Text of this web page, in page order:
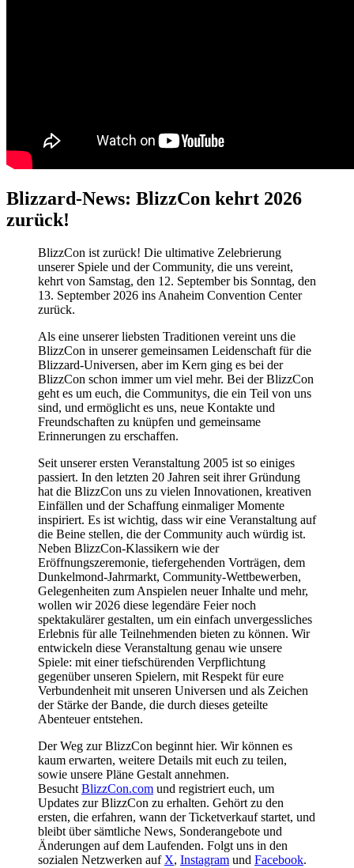
Blizzard-News: BlizzCon kehrt 2026
zurück!
BlizzCon ist zurück! Die ultimative Zelebrierung
unserer Spiele und der Community, die uns vereint,
kehrt von Samstag, den 12. September bis Sonntag, den
13. September 2026 ins Anaheim Convention Center
zurück.
Als eine unserer liebsten Traditionen vereint uns die
BlizzCon in unserer gemeinsamen Leidenschaft für die
Blizzard-Universen, aber im Kern ging es bei der
BlizzCon schon immer um viel mehr. Bei der BlizzCon
geht es um euch, die Communitys, die ein Teil von uns
sind, und ermöglicht es uns, neue Kontakte und
Freundschaften zu knüpfen und gemeinsame
Erinnerungen zu erschaffen.
Seit unserer ersten Veranstaltung 2005 ist so einiges
passiert. In den letzten 20 Jahren seit ihrer Gründung
hat die BlizzCon uns zu vielen Innovationen, kreativen
Einfällen und der Schaffung einmaliger Momente
inspiriert. Es ist wichtig, dass wir eine Veranstaltung auf
die Beine stellen, die der Community auch würdig ist.
Neben BlizzCon-Klassikern wie der
Eröffnungszeremonie, tiefergehenden Vorträgen, dem
Dunkelmond-Jahrmarkt, Community-Wettbewerben,
Gelegenheiten zum Anspielen neuer Inhalte und mehr,
wollen wir 2026 diese legendäre Feier noch
spektakulärer gestalten, um ein einfach unvergessliches
Erlebnis für alle Teilnehmenden bieten zu können. Wir
entwickeln diese Veranstaltung genau wie unsere
Spiele: mit einer tiefschürenden Verpflichtung
gegenüber unseren Spielern, mit Respekt für eure
Verbundenheit mit unseren Universen und als Zeichen
der Stärke der Bande, die durch dieses geteilte
Abenteuer entstehen.
Der Weg zur BlizzCon beginnt hier. Wir können es
kaum erwarten, weitere Details mit euch zu teilen,
sowie unsere Pläne Gestalt annehmen.
BesuchtBlizzCon.com und registriert euch, um
Updates zur BlizzCon zu erhalten. Gehört zu den
ersten, die erfahren, wann der Ticketverkauf startet, und
bleibt über sämtliche News, Sonderangebote und
Änderungen auf dem Laufenden. Folgt uns in den
sozialen Netzwerken aufX, Instagram und Facebook.